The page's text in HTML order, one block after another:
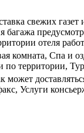
свежих
отеля
комната, Спа и
территории,
может
Услуги